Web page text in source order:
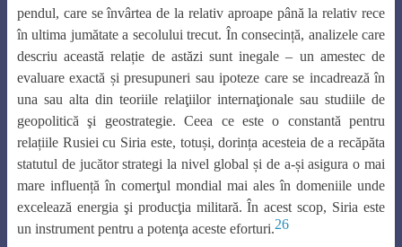
pendul, care se învârtea de la relativ aproape până la relativ rece
în ultima jumătate a secolului trecut. În consecință, analizele care
descriu această relație de astăzi sunt inegale – un amestec de
evaluare exactă și presupuneri sau ipoteze care se incadrează în
una sau alta din teoriile relaţiilor internaţionale sau studiile de
geopolitică şi geostrategie. Ceea ce este o constantă pentru
relațiile Rusiei cu Siria este, totuși, dorința acesteia de a recăpăta
statutul de jucător strategi la nivel global și de a-și asigura o mai
mare influență în comerţul mondial mai ales în domeniile unde
excelează energia şi producţia militară. În acest scop, Siria este
un instrument pentru a potenţa aceste eforturi.26